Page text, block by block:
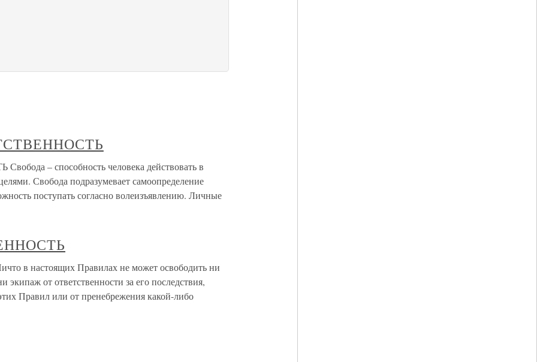
– способность человека действовать в
Свобода подразумевает самоопределение
поступать согласно волеизъявлению. Личные
в настоящих Правилах не может освободить ни
экипаж от ответственности за его последствия,
Правил или от пренебрежения какой-либо